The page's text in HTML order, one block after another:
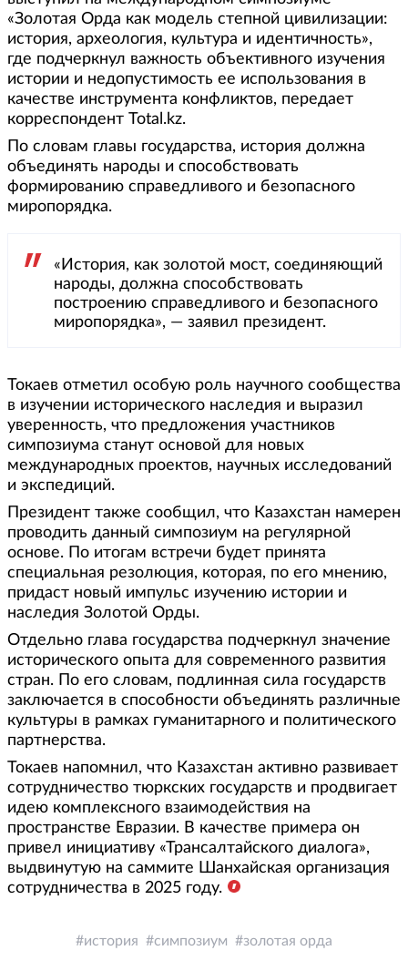
«Золотая Орда как модель степной цивилизации:
история, археология, культура и идентичность»,
где подчеркнул важность объективного изучения
истории и недопустимость ее использования в
качестве инструмента конфликтов, передает
корреспондент Total.kz.
По словам главы государства, история должна
объединять народы и способствовать
формированию справедливого и безопасного
миропорядка.
«История, как золотой мост, соединяющий
народы, должна способствовать
построению справедливого и безопасного
миропорядка», — заявил президент.
Токаев отметил особую роль научного сообщества
в изучении исторического наследия и выразил
уверенность, что предложения участников
симпозиума станут основой для новых
международных проектов, научных исследований
и экспедиций.
Президент также сообщил, что Казахстан намерен
проводить данный симпозиум на регулярной
основе. По итогам встречи будет принята
специальная резолюция, которая, по его мнению,
придаст новый импульс изучению истории и
наследия Золотой Орды.
Отдельно глава государства подчеркнул значение
исторического опыта для современного развития
стран. По его словам, подлинная сила государств
заключается в способности объединять различные
культуры в рамках гуманитарного и политического
партнерства.
Токаев напомнил, что Казахстан активно развивает
сотрудничество тюркских государств и продвигает
идею комплексного взаимодействия на
пространстве Евразии. В качестве примера он
привел инициативу «Трансалтайского диалога»,
выдвинутую на саммите Шанхайская организация
сотрудничества в 2025 году.
история симпозиум золотая орда